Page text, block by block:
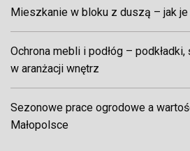
Mieszkanie w bloku z duszą – jak
Ochrona mebli i podłóg –
w aranżacji wnętrz
Sezonowe prace ogrodowe a
Małopolsce